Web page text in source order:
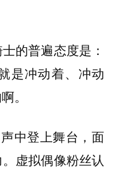
的普遍态度是：
是冲动着、冲动
。
中登上舞台，面
虚拟偶像粉丝认